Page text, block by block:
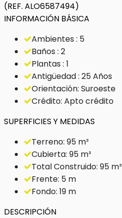
(REF. ALO6587494)
INFORMACIÓN BÁSICA
Ambientes : 5
Baños : 2
Plantas : 1
Antigüedad : 25 Años
Orientación: Suroeste
Crédito: Apto crédito
SUPERFICIES Y MEDIDAS
Terreno: 95 m²
Cubierta: 95 m²
Total Construido: 95 m²
Frente: 5 m
Fondo: 19 m
DESCRIPCIÓN